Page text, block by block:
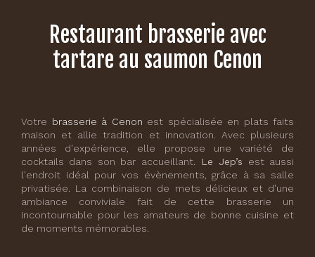
Restaurant brasserie avec
tartare au saumon Cenon
Votre brasserie à Cenon est spécialisée en plats faits
maison et allie tradition et innovation. Avec plusieurs
années d'expérience, elle propose une variété de
cocktails dans son bar accueillant.
Le Jep’s est aussi
l'endroit idéal pour vos évènements, grâce à sa salle
privatisée. La combinaison de mets délicieux et d'une
ambiance conviviale fait de cette brasserie un
incontournable pour les amateurs de bonne cuisine et
de moments mémorables.